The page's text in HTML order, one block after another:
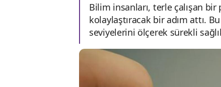
Bilim insanları, terle çalışan
kolaylaştıracak bir adım attı.
seviyelerini ölçerek sürekli